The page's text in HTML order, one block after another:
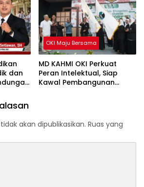
dan
OKI Maju Bersama
MD KAHMI OKI Perkuat
Peran Intelektual, Siap
Kawal Pembangunan
akan dipublikasikan. Ruas yang